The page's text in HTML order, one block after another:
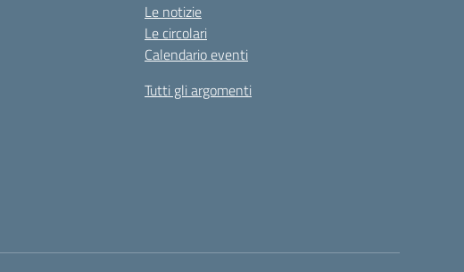
Le notizie
Le circolari
Calendario eventi
Tutti gli argomenti